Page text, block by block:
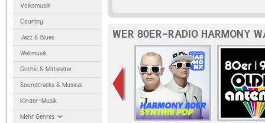
Volksmusik
Country
Jazz & Blues
Weltmusik
Gothic & Mittelalter
Soundtracks & Musical
Kinder-Musik
Mehr Genres
WER 80ER-RADIO HARMONY